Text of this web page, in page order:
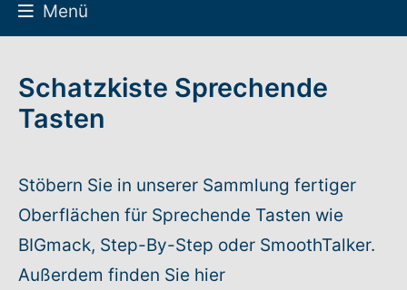
Menü
UK Infothek
Technik-Support
Rundum-Service
Schatzkiste Sprechende
Tasten
Stöbern Sie in unserer Sammlung fertiger
Oberflächen für Sprechende Tasten wie
BIGmack, Step-By-Step oder SmoothTalker.
Außerdem finden Sie hier